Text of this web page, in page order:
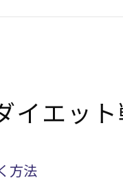
ダイエットの
ダイエットで
イエッ
方法